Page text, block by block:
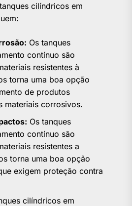
cilíndricos em
Os tanques
contínuo são
resistentes à
torna uma boa opção
de produtos
materiais corrosivos.
Os tanques
contínuo são
resistentes a
torna uma boa opção
exigem proteção contra
cilíndricos em